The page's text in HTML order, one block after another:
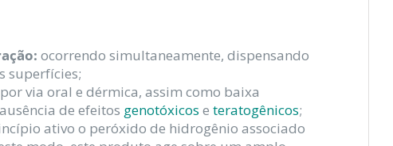
ocorrendo simultaneamente, dispensando
superfícies;
via oral e dérmica, assim como baixa
de efeitos genotóxicos eteratogênicos;
ativo o peróxido de hidrogênio associado